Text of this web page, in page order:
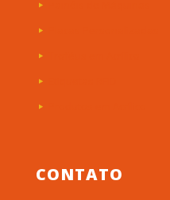
CONTATO